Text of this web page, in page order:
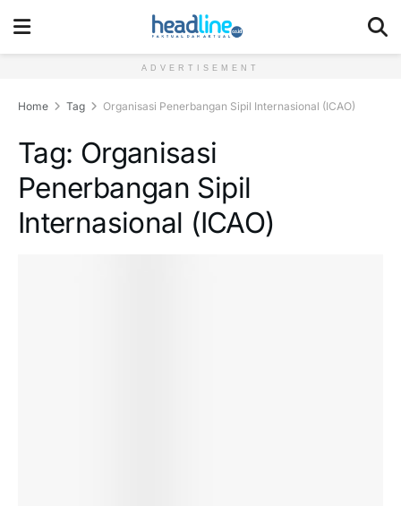
ADVERTISEMENT
Home Tag Organisasi Penerbangan Sipil Internasional (ICAO)
Tag: Organisasi
Penerbangan Sipil
Internasional (ICAO)